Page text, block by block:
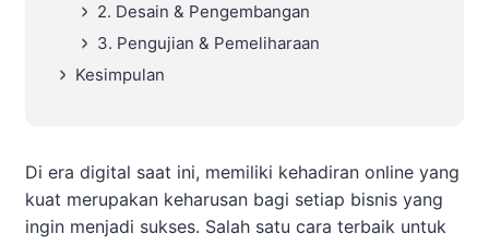
2. Desain & Pengembangan
3. Pengujian & Pemeliharaan
Kesimpulan
Di era digital saat ini, memiliki kehadiran online yang
kuat merupakan keharusan bagi setiap bisnis yang
ingin menjadi sukses. Salah satu cara terbaik untuk